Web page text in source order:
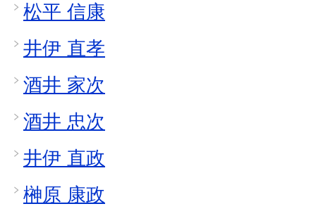
松平 信康
井伊 直孝
酒井 家次
酒井 忠次
井伊 直政
榊原 康政